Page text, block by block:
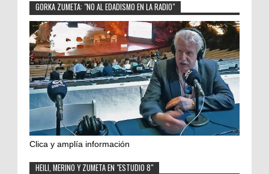
GORKA ZUMETA: "NO AL EDADISMO EN LA RADIO"
Clica y amplía información
HEILI, MERINO Y ZUMETA EN "ESTUDIO 8"